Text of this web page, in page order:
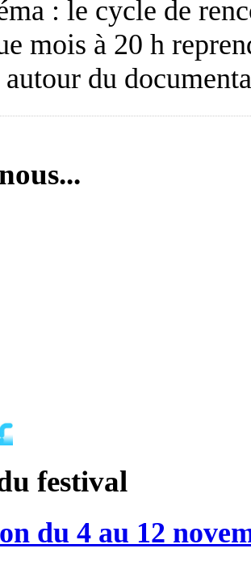
: le cycle de
mois à 20 h
autour du
festival
du 4 au 12